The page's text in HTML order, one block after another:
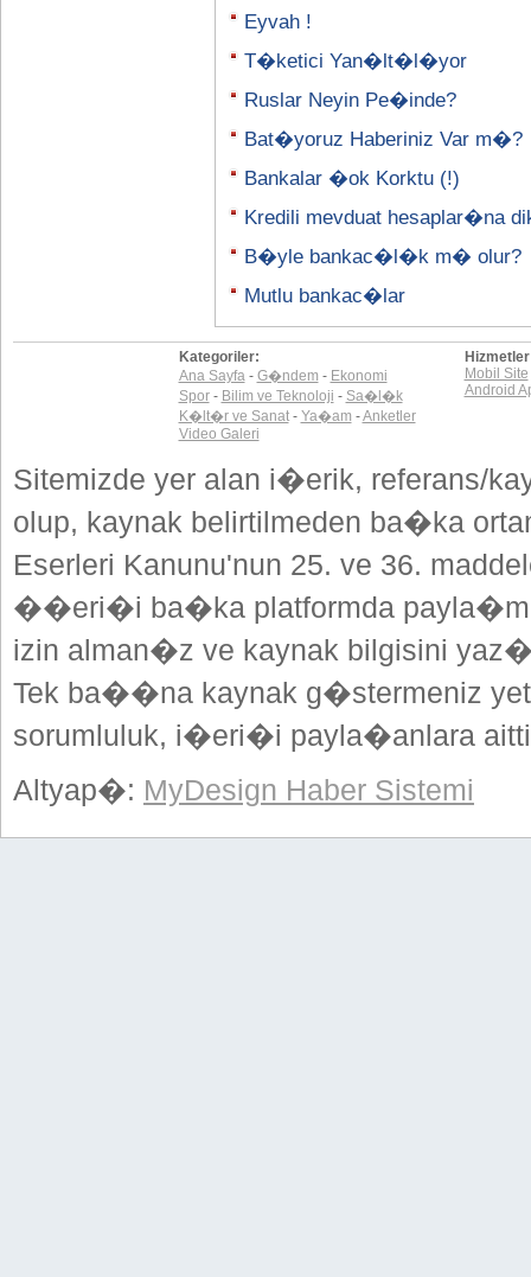
Eyvah !
T�ketici Yan�lt�l�yor
Ruslar Neyin Pe�inde?
Bat�yoruz Haberiniz Var m�?
Bankalar �ok Korktu (!)
Kredili mevduat hesaplar�na
B�yle bankac�l�k m� olur?
Mutlu bankac�lar
Kategoriler:
Ana Sayfa- G�ndem - Ekonomi
Spor- Bilim ve Teknoloji - Sa�l�k
K�lt�r ve Sanat- Ya�am -Anketler
Video Galeri
Mobil Site
Android
Sitemizde yer alan i�erik, referans/
olup, kaynak belirtilmeden ba�ka
Eserleri Kanunu'nun 25. ve 36.
��eri�i ba�ka platformda
izin alman�z ve kaynak bilgisini
Tek ba��na kaynak g�stermeniz
sorumluluk, i�eri�i payla�anlara
Altyap�: MyDesign Haber Sistemi